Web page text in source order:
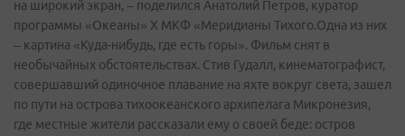
на широкий экран, – поделился Анатолий Петров, куратор
программы «Океаны» X МКФ «Меридианы Тихого.Одна из них
– картина «Куда-нибудь, где есть горы». Фильм снят в
необычайных обстоятельствах. Стив Гудалл, кинематографист,
совершавший одиночное плавание на яхте вокруг света, зашел
по пути на острова тихоокеанского архипелага Микронезия,
где местные жители рассказали ему о своей беде: остров